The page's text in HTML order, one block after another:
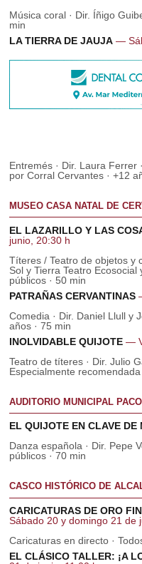
Música coral · Dir. Íñigo
min
LA TIERRA DE JAUJA —
Entremés · Dir. Laura
por Corral Cervantes · +12
MUSEO CASA NATAL DE
EL LAZARILLO Y LAS
junio, 20:30 h
Títeres / Teatro de objetos y
Sol y Tierra Teatro Ecosocial
públicos · 50 min
PATRAÑAS CERVANTINAS
Comedia · Dir. Daniel Llull y
años · 75 min
INOLVIDABLE QUIJOTE —
Teatro de títeres · Dir. Julio
Especialmente
AUDITORIO MUNICIPAL
EL QUIJOTE EN CLAVE DE
Danza española · Dir. Pepe
públicos · 70 min
CASCO HISTÓRICO DE
CARICATURAS DE ORO
Sábado 20 y domingo 21 de
Caricaturas en directo ·
EL CLÁSICO TALLER: ¡A